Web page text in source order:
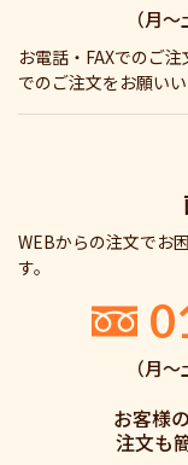
（月
お電話・FAXでのご
でのご注文をお願いい
WEBからの注文でお
す。
（月
お客様
注文も